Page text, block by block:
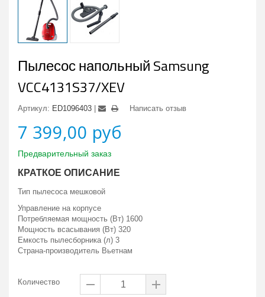
Пылесос напольный Samsung
VCC4131S37/XEV
Артикул: ED1096403 Написать отзыв
7 399,00 руб
Предварительный заказ
КРАТКОЕ ОПИСАНИЕ
Тип пылесоса мешковой
Управление на корпусе
Потребляемая мощность (Вт) 1600
Мощность всасывания (Вт) 320
Емкость пылесборника (л) 3
Страна-производитель Вьетнам
Количество